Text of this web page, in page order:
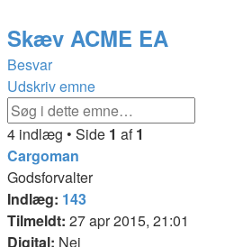
Søg
Skæv ACME EA
Besvar
Udskriv emne
4 indlæg • Side 1 af1
Cargoman
Godsforvalter
Indlæg: 143
Tilmeldt: 27 apr 2015, 21:01
Digital: Nej